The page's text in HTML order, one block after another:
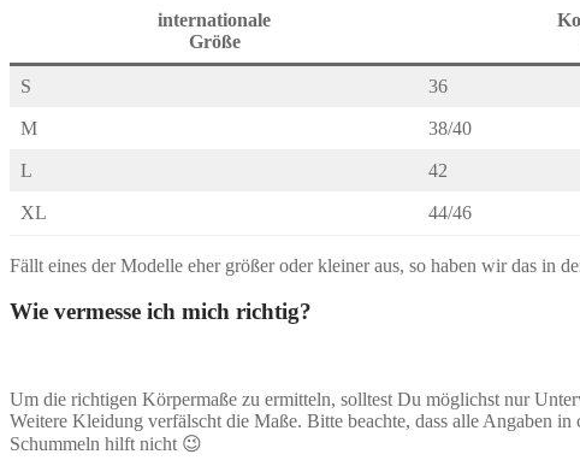
internationale
Größe
S 36
M 38/40
L 42
XL 44/46
Fällt eines der Modelle eher größer oder kleiner aus, so haben wir das in
Wie vermesse ich mich richtig?
Um die richtigen Körpermaße zu ermitteln, solltest Du möglichst nur
Weitere Kleidung verfälscht die Maße. Bitte beachte, dass alle Angaben
Schummeln hilft nicht 😉